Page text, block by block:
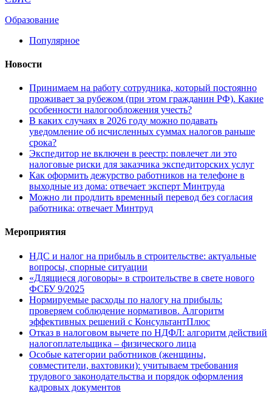
Образование
Популярное
Новости
Принимаем на работу сотрудника, который постоянно
проживает за рубежом (при этом гражданин РФ). Какие
особенности налогообложения учесть?
В каких случаях в 2026 году можно подавать
уведомление об исчисленных суммах налогов раньше
срока?
Экспедитор не включен в реестр: повлечет ли это
налоговые риски для заказчика экспедиторских услуг
Как оформить дежурство работников на телефоне в
выходные из дома: отвечает эксперт Минтруда
Можно ли продлить временный перевод без согласия
работника: отвечает Минтруд
Мероприятия
НДС и налог на прибыль в строительстве: актуальные
вопросы, спорные ситуации
«Длящиеся договоры» в строительстве в свете нового
ФСБУ 9/2025
Нормируемые расходы по налогу на прибыль:
проверяем соблюдение нормативов. Алгоритм
эффективных решений с КонсультантПлюс
Отказ в налоговом вычете по НДФЛ: алгоритм действий
налогоплательщика – физического лица
Особые категории работников (женщины,
совместители, вахтовики): учитываем требования
трудового законодательства и порядок оформления
кадровых документов